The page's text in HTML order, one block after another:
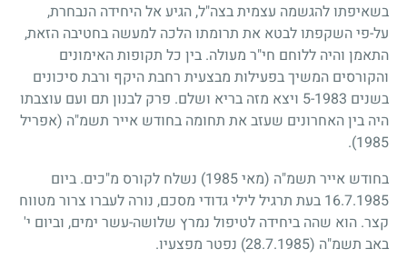
בשאיפתו להגשמה עצמית בצה"ל, הגיע אל היחידה הנבחרת,
על-פי השקפתו לבטא את תרומתו הלכה למעשה בחטיבה הזאת,
התאמן והיה ללוחם חי"ר מעולה. בין כל תקופות האימונים
והקורסים המשיך בפעילות מבצעית רחבת היקף ורבת סיכונים
בשנים
5-1983
ויצא מזה בריא ושלם. פרק לבנון תם ועם עוצבתו
היה בין האחרונים שעזב את תחומה בחודש אייר תשמ"ה (אפריל
1985
).
בחודש אייר תשמ"ה (מאי1985) נשלח לקורס מ"כים. ביום
16.7.1985 בעת תרגיל לילי גדודי מסכם, נורה לעברו צרור מטווח
קצר. הוא שהה ביחידה לטיפול נמרץ שלושה-עשר ימים, וביום י'
באב תשמ"ה (28.7.1985)
נפטר מפצעיו.